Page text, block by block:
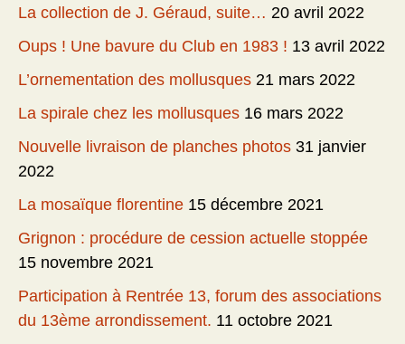
La collection de J. Géraud, suite… 20 avril 2022
Oups ! Une bavure du Club en 1983 ! 13 avril 2022
L’ornementation des mollusques 21 mars 2022
La spirale chez les mollusques 16 mars 2022
Nouvelle livraison de planches photos 31 janvier
2022
La mosaïque florentine 15 décembre 2021
Grignon : procédure de cession actuelle stoppée
15 novembre 2021
Participation à Rentrée 13, forum des associations
du 13ème arrondissement. 11 octobre 2021